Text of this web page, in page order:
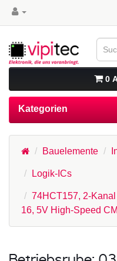
0
Kategorien
Bauelemente
Logik-ICs
74HCT157, 2-
16, 5V High-Speed